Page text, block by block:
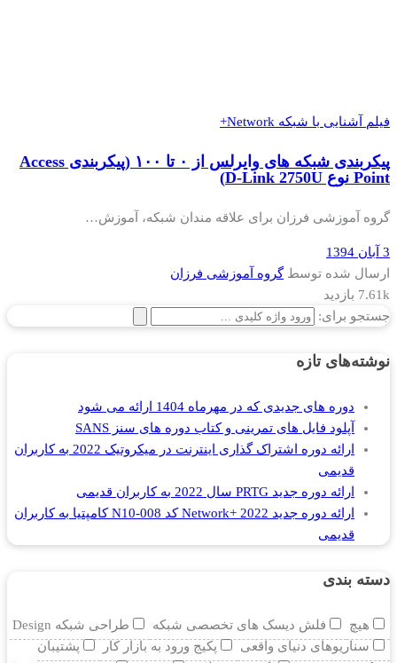
فیلم آشنایی با شبکه Network+
پیکربندی شبکه های وایرلس از ۰ تا ۱۰۰ (پیکربندی Access
Point نوع D-Link 2750U)
گروه آموزشی فرزان برای علاقه مندان شبکه، آموزش…
3 آبان 1394
ارسال شده توسطگروه آموزشی فرزان
7.61k بازدید
جستجو برای:
نوشته‌های تازه
دوره های جدیدی که در مهرماه 1404 ارائه می شود
آپلود فایل های تمرینی و کتاب دوره های سنز SANS
ارائه دوره اشتراک گذاری اینترنت در میکروتیک 2022 به کاربران
قدیمی
ارائه دوره جدید PRTG سال 2022 به کاربران قدیمی
ارائه دوره جدید Network+ 2022 کد N10-008 کامپتیا به کاربران
قدیمی
دسته بندی
هیچ فلش دیسک های تخصصی شبکه
طراحی شبکه Design
سناریوهای دنیای واقعی
پکیج ورود به بازار کار
پشتیبان